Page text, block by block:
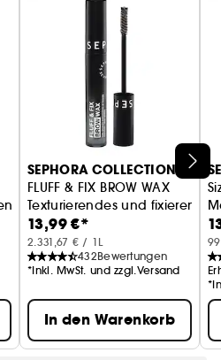
oder selbst behalten
gewonnenen
SEPHORA COLLECTION
FLUFF & FIX BROW WAX
Texturierendes und
13,99 €*
2.331,67 € / 1L
432Bewertungen
*Inkl. MwSt. und zzgl.Versand
In den Warenkorb